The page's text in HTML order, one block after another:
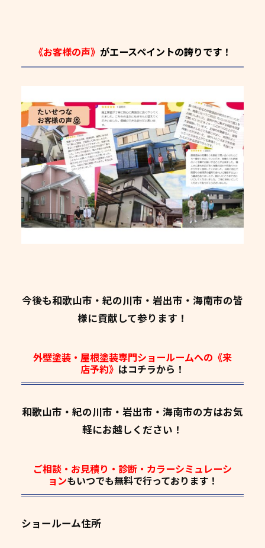
《お客様の声》 がエースペイントの誇りです！
今後も和歌山市・紀の川市・岩出市・海南市の皆
様に貢献して参ります！
外壁塗装・屋根塗装専門ショールームへの《来
店予約》 はコチラから！
和歌山市・紀の川市・岩出市・海南市の方はお気
軽にお越しください！
ご相談・お見積り・診断・カラーシミュレーシ
ョンもいつでも無料で行っております！
ショールーム住所